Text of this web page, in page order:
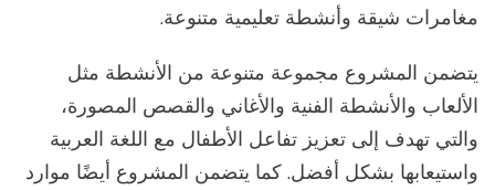
مغامرات شيقة وأنشطة تعليمية متنوعة.
يتضمن المشروع مجموعة متنوعة من الأنشطة مثل
الألعاب والأنشطة الفنية والأغاني والقصص المصورة،
والتي تهدف إلى تعزيز تفاعل الأطفال مع اللغة العربية
واستيعابها بشكل أفضل. كما يتضمن المشروع أيضًا موارد